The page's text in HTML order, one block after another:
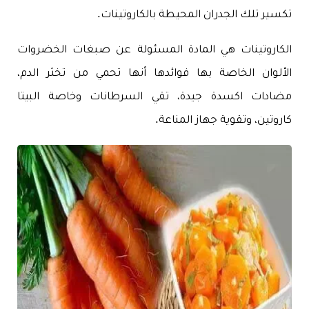
تكسير تلك الجدران المحيطة بالكاروتينات.
الكاروتينات هي المادة المسئولة عن صبغات الخضروات
الألوان الخاصة بها فوائدها أنها تحمي من تخثر الدم،
مضادات اكسدة جيدة، تقي السرطانات وخاصة البيتا
كاروتين، وتقوية جهاز المناعة.